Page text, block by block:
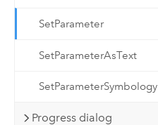
SetParameter
SetParameterAsText
SetParameterSymbology
Progress dialog